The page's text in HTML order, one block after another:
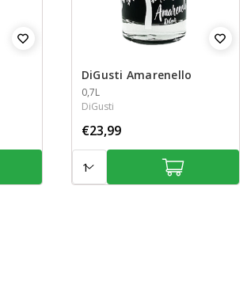
DiGusti Amarenello
Inhoud
0,7L
DiGusti
€23,99